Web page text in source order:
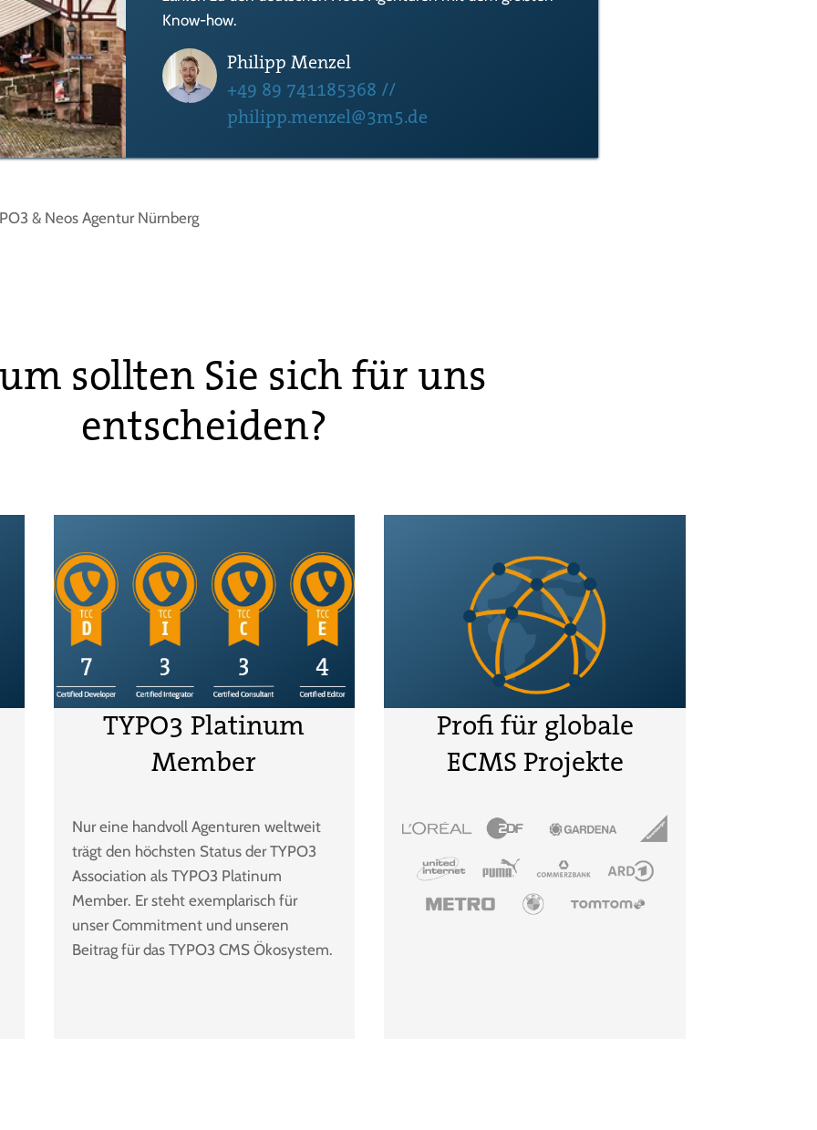
Know-how.
Philipp Menzel
+49 89 741185368 //
philipp.menzel@3m5.de
& Neos Agentur Nürnberg
sollten Sie sich für uns
entscheiden?
TYPO3 Platinum
Member
Nur eine handvoll Agenturen weltweit
trägt den höchsten Status der TYPO3
Association als TYPO3 Platinum
Member. Er steht exemplarisch für
unser Commitment und unseren
Beitrag für das TYPO3 CMS Ökosystem.
Profi für globale
ECMS Projekte